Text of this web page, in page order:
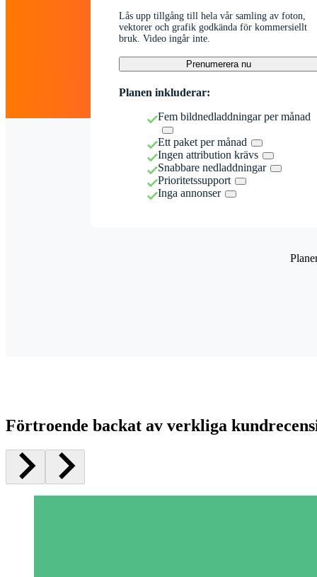
Lås upp tillgång till hela vår samling av foton,
vektorer och grafik godkända för kommersiellt
bruk. Video ingår inte.
Prenumerera nu
Planen inkluderar:
Fem bildnedladdningar per månad
Ett paket per månad
Ingen attribution krävs
Snabbare nedladdningar
Prioritetssupport
Inga annonser
Förtroende backat av verkliga